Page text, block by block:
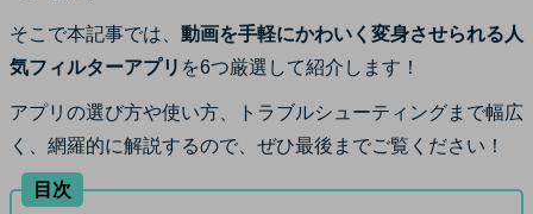
そこで本記事では、 動画を手軽にかわいく変身させられる人
気フィルターアプリ を6つ厳選して紹介します！
アプリの選び方や使い方、トラブルシューティングまで幅広
く、網羅的に解説するので、ぜひ最後までご覧ください！
目次